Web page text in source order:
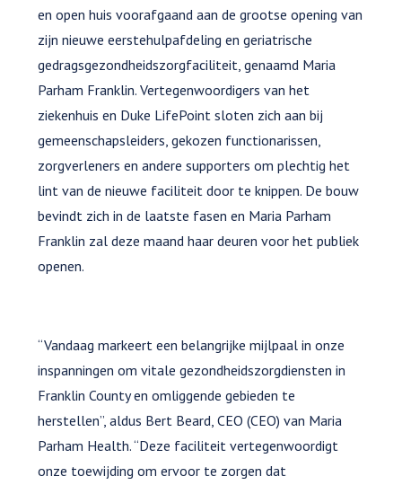
en open huis voorafgaand aan de grootse opening van
zijn nieuwe eerstehulpafdeling en geriatrische
gedragsgezondheidszorgfaciliteit, genaamd Maria
Parham Franklin. Vertegenwoordigers van het
ziekenhuis en Duke LifePoint sloten zich aan bij
gemeenschapsleiders, gekozen functionarissen,
zorgverleners en andere supporters om plechtig het
lint van de nieuwe faciliteit door te knippen. De bouw
bevindt zich in de laatste fasen en Maria Parham
Franklin zal deze maand haar deuren voor het publiek
openen.
“Vandaag markeert een belangrijke mijlpaal in onze
inspanningen om vitale gezondheidszorgdiensten in
Franklin County en omliggende gebieden te
herstellen”, aldus Bert Beard, CEO (CEO) van Maria
Parham Health. “Deze faciliteit vertegenwoordigt
onze toewijding om ervoor te zorgen dat